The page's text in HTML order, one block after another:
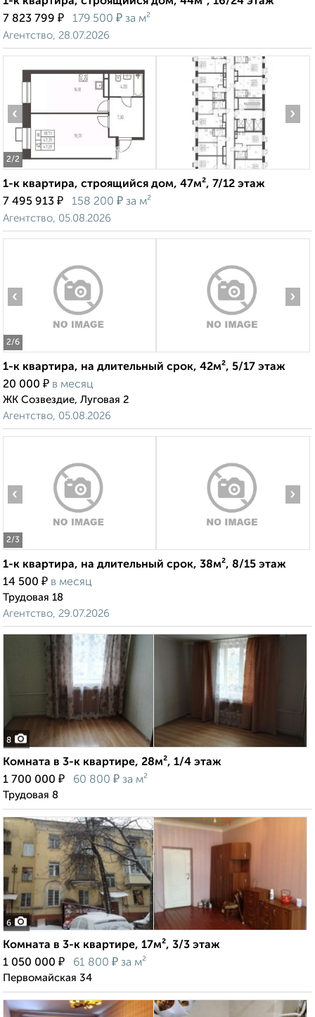
7 823 799 ₽ 179 500 ₽ за м²
Агентство, 28.07.2026
2/2
‹ ›
1-к квартира, строящийся дом, 47м², 7/12 этаж
7 495 913 ₽ 158 200 ₽ за м²
Агентство, 05.08.2026
2/6
‹ ›
1-к квартира, на длительный срок, 42м², 5/17 этаж
20 000 ₽ в месяц
ЖК Созвездие, Луговая 2
Агентство, 05.08.2026
2/3
‹ ›
1-к квартира, на длительный срок, 38м², 8/15 этаж
14 500 ₽ в месяц
Трудовая 18
Агентство, 29.07.2026
8
Комната в 3-к квартире, 28м², 1/4 этаж
1 700 000 ₽ 60 800 ₽ за м²
Трудовая 8
6
Комната в 3-к квартире, 17м², 3/3 этаж
1 050 000 ₽ 61 800 ₽ за м²
Первомайская 34